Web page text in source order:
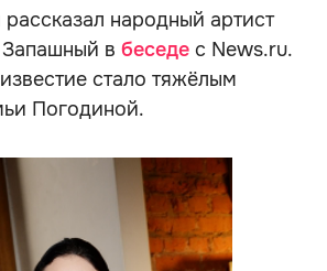
народный артист
в беседе с News.ru.
стало тяжёлым
Погодиной.